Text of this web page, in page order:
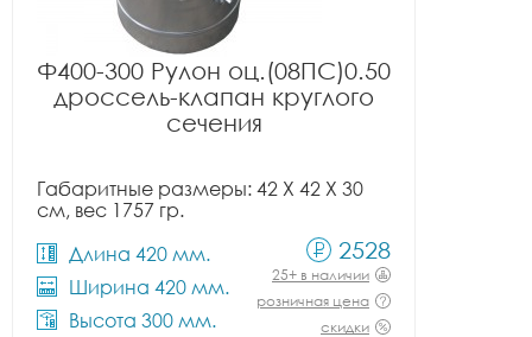
Ф400-300 Рулон оц.(08ПС)0.50
дроссель-клапан круглого
сечения
Габаритные размеры: 42 X 42 X 30
см, вес 1757 гр.
Длина 420 мм.
Ширина 420 мм.
Высота 300 мм.
2528
25+ в наличии
розничная цена
скидки